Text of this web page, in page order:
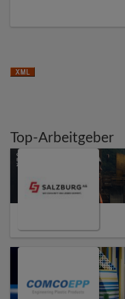
Top-Arbeitgeber